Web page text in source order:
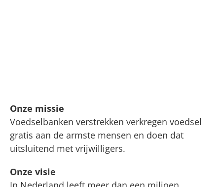
Onze missie
Voedselbanken verstrekken verkregen voedsel
gratis aan de armste mensen en doen dat
uitsluitend met vrijwilligers.
Onze visie